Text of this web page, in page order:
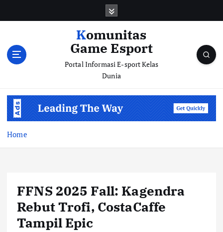
Komunitas
Game Esport
Portal Informasi E-sport Kelas
Dunia
Home
FFNS 2025 Fall: Kagendra
Rebut Trofi, CostaCaffe
Tampil Epic